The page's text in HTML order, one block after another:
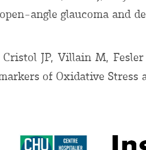
angle glaucoma and
JP, Villain M,
of Oxidative Stress